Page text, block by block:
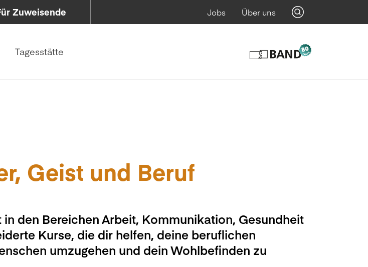
Zuweisende Jobs Über uns
Tagesstätte
Geist und Beruf
den Bereichen Arbeit, Kommunikation, Gesundheit
Kurse, die dir helfen, deine beruflichen
umzugehen und dein Wohlbefinden zu